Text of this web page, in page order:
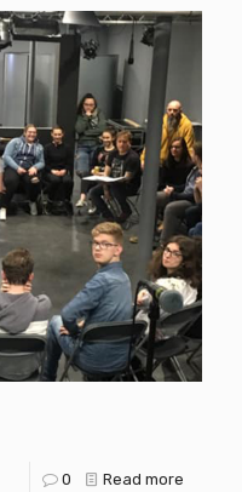
0 Read more